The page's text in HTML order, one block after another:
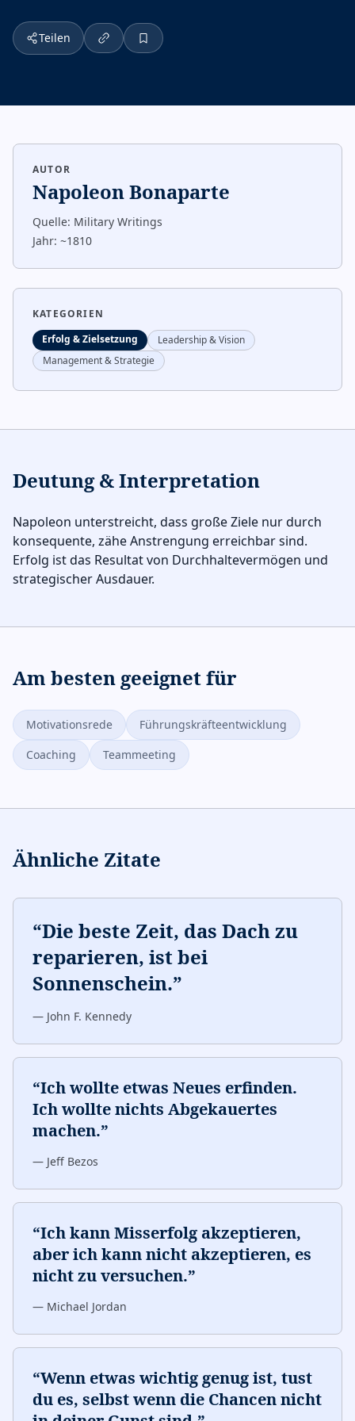
Teilen
AUTOR
Napoleon Bonaparte
Quelle: Military Writings
Jahr: ~1810
KATEGORIEN
Erfolg & Zielsetzung
Leadership & Vision
Management & Strategie
Deutung & Interpretation
Napoleon unterstreicht, dass große Ziele nur durch
konsequente, zähe Anstrengung erreichbar sind.
Erfolg ist das Resultat von Durchhaltevermögen und
strategischer Ausdauer.
Am besten geeignet für
Motivationsrede
Führungskräfteentwicklung
Coaching
Teammeeting
Ähnliche Zitate
“Die beste Zeit, das Dach zu
reparieren, ist bei
Sonnenschein.”
— John F. Kennedy
“Ich wollte etwas Neues erfinden.
Ich wollte nichts Abgekauertes
machen.”
— Jeff Bezos
“Ich kann Misserfolg akzeptieren,
aber ich kann nicht akzeptieren, es
nicht zu versuchen.”
— Michael Jordan
“Wenn etwas wichtig genug ist, tust
du es, selbst wenn die Chancen nicht